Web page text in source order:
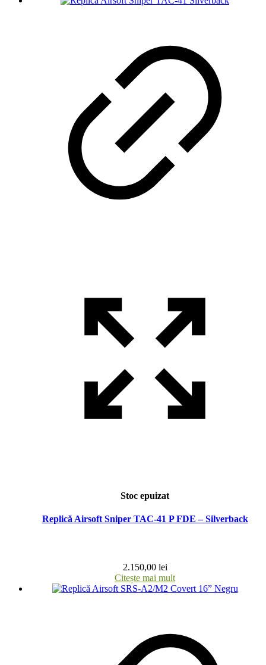
Stoc epuizat
Replică Airsoft Sniper TAC-41 P FDE – Silverback
2.150,00 lei
Citește mai mult